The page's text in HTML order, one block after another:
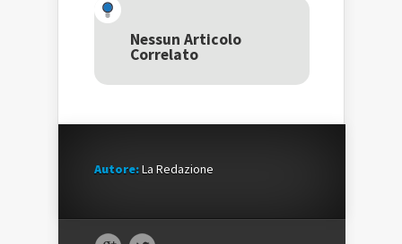
una
nuova
finestra)
nuova
finestra)
una
nuova
Nessun Articolo
Correlato
Autore:La Redazione